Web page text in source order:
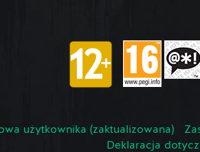
użytkownika (zaktualizowana)
Deklaracja